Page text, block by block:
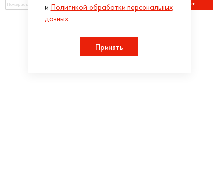
Оплатить
и Политикой обработки персональных
данных
Принять